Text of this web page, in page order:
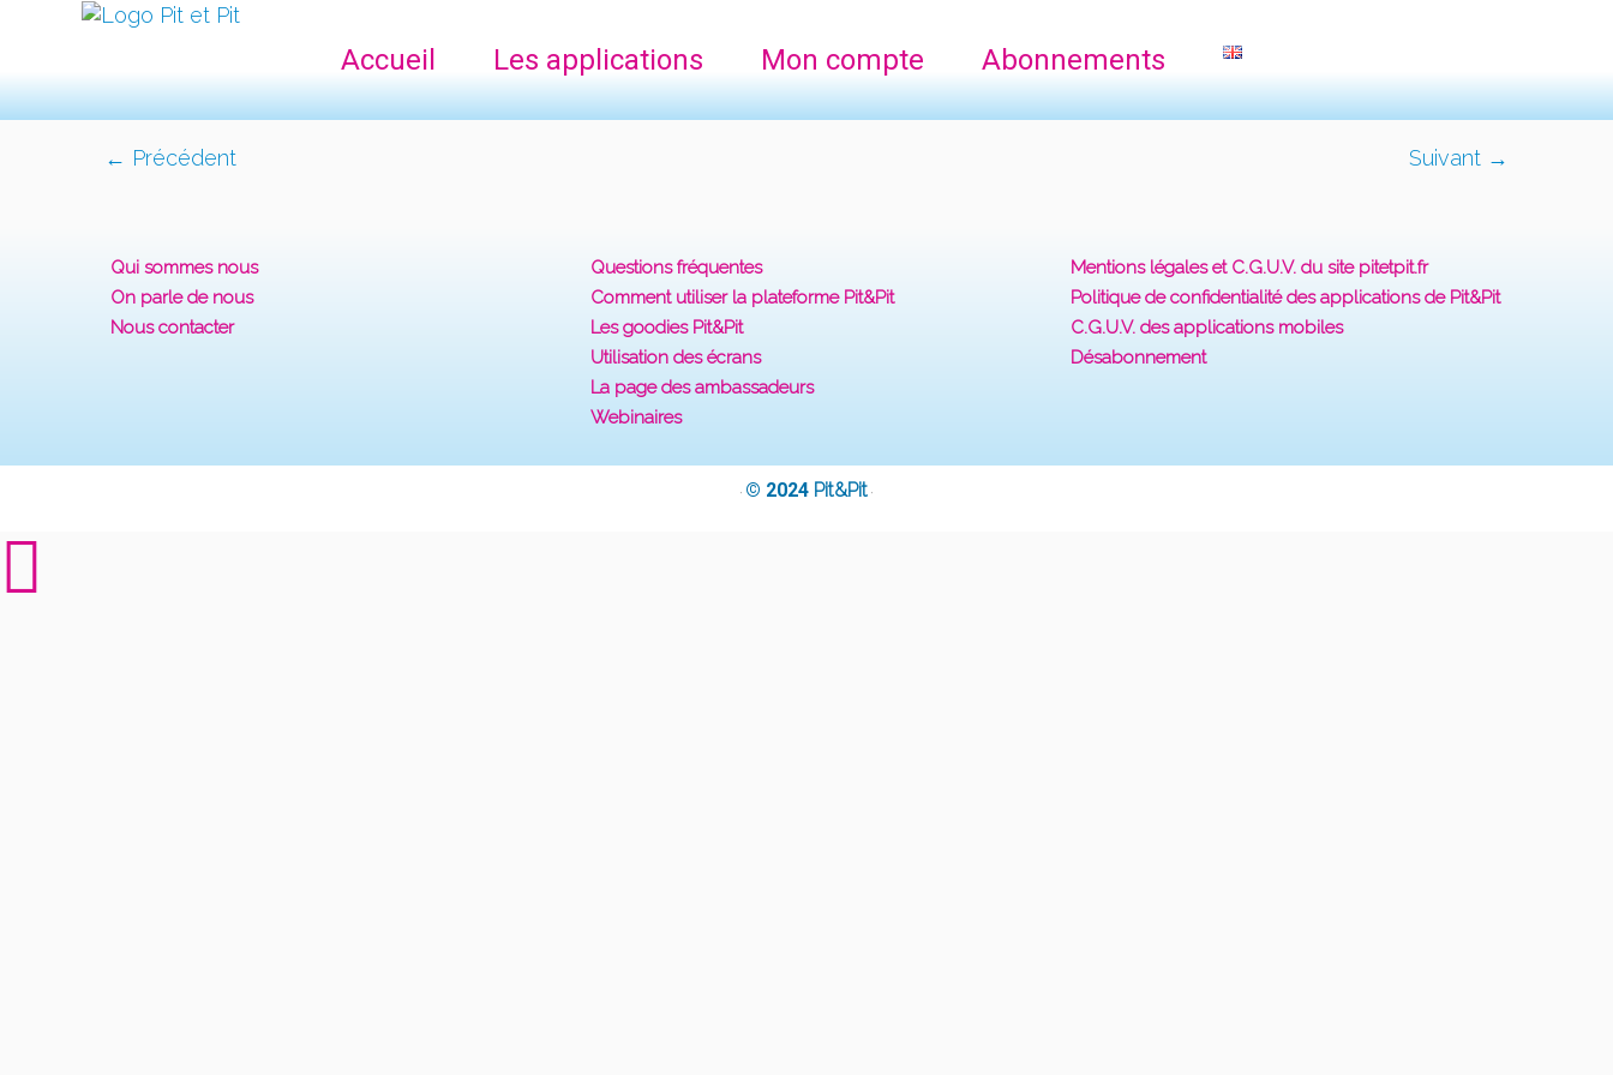
Accueil Les applications Mon compte Abonnements
← Précédent Suivant →
Qui sommes nous
On parle de nous
Nous contacter
Questions fréquentes
Comment utiliser la plateforme Pit&Pit
Les goodies Pit&Pit
Utilisation des écrans
La page des ambassadeurs
Webinaires
Mentions légales et C.G.U.V. du site pitetpit.fr
Politique de confidentialité des applications de Pit&Pit
C.G.U.V. des applications mobiles
Désabonnement
· © 2024 Pit&Pit ·